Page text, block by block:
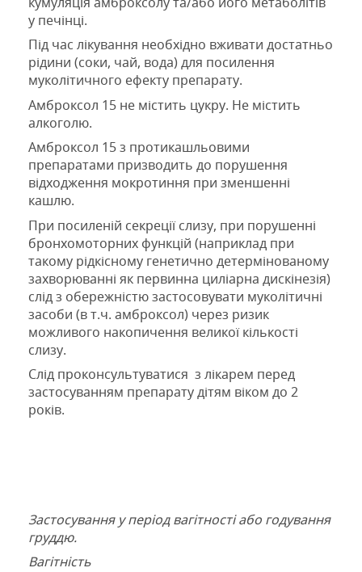
у печінці.
Під час лікування необхідно вживати достатньо
рідини (соки, чай, вода) для посилення
муколітичного ефекту препарату.
Амброксол 15 не містить цукру. Не містить
алкоголю.
Амброксол 15 з протикашльовими
препаратами призводить до порушення
відходження мокротиння при зменшенні
кашлю.
При посиленій секреції слизу, при порушенні
бронхомоторних функцій (наприклад при
такому рідкісному генетично детермінованому
захворюванні як первинна циліарна дискінезія)
слід з обережністю застосовувати муколітичні
засоби (в т.ч. амброксол) через ризик
можливого накопичення великої кількості
слизу.
Слід проконсультуватися з лікарем перед
застосуванням препарату дітям віком до 2
років.
Застосування у період вагітності або годування
груддю.
Вагітність